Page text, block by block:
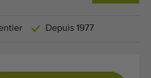
Depuis 1977